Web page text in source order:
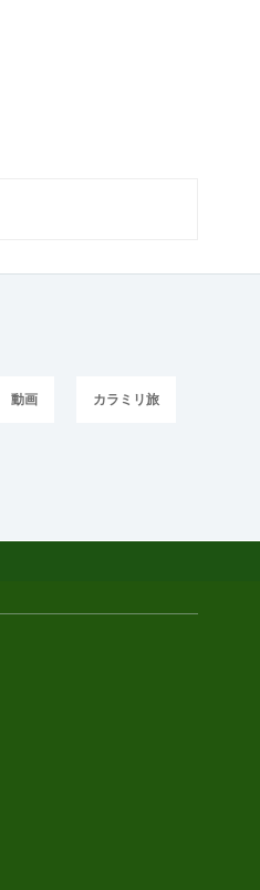
動画 カラミリ旅